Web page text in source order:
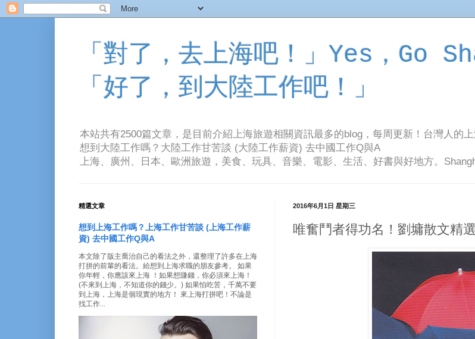
「對了，去上海吧！」Yes，Go
「好了，到大陸工作吧！」
本站共有2500篇文章，是目前介紹上海旅遊相關資訊最多的blog，每周更新！台灣人的
想到大陸工作嗎？大陸工作甘苦談 (大陸工作薪資) 去中國工作Q與A
上海、廣州、日本、歐洲旅遊，美食、玩具、音樂、電影、生活、好書與好地方。
2016年6月1日 星期三
唯奮鬥者得功名！劉墉散文精選
精選文章
想到上海工作嗎？上海工作甘苦談 (上海工作薪
資) 去中國工作Q與A
本文除了版主喬治自己的看法之外，還整理了許多在上海
打拼的前輩的看法。給想到上海求職的朋友參考。 如果
你年輕，你應該來上海 ！如果想賺錢，你必須來上海！
(不來到上海，不知道你的錢少。) 如果怕吃苦，千萬不要
到上海，上海是個現實的地方！ 來上海打拼吧！不論是
找工作...